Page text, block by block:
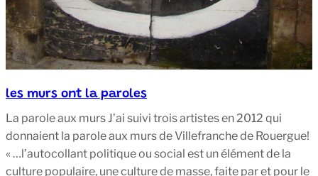
les murs ont la paroles
La parole aux murs J’ai suivi trois artistes en 2012 qui
donnaient la parole aux murs de Villefranche de Rouergue!
« …l’autocollant politique ou social est un élément de la
culture populaire, une culture de masse, faite par et pour le